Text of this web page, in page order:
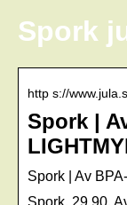
Spork
http s://
Spork |
Spork | Av
Spork. 29 90.